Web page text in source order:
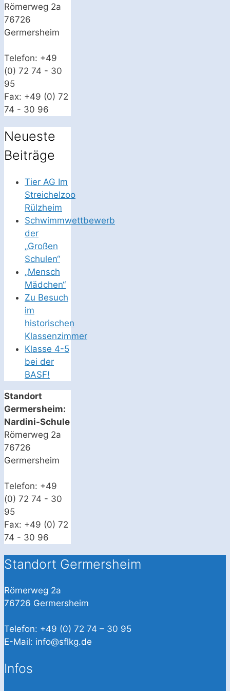
Römerweg 2a
76726
Germersheim
Telefon: +49
(0) 72 74 - 30
95
Fax: +49 (0) 72
74 - 30 96
Neueste
Beiträge
Tier AG Im
Streichelzoo
Rülzheim
Schwimmwettbewerb
der
„Großen
Schulen“
„Mensch
Mädchen“
Zu Besuch
im
historischen
Klassenzimmer
Klasse 4-5
bei der
BASF!
Standort
Germersheim:
Nardini-Schule
Römerweg 2a
76726
Germersheim
Telefon: +49
(0) 72 74 - 30
95
Fax: +49 (0) 72
74 - 30 96
Standort Germersheim
Römerweg 2a
76726 Germersheim
Telefon: +49 (0) 72 74 – 30 95
E-Mail: info@sflkg.de
Infos